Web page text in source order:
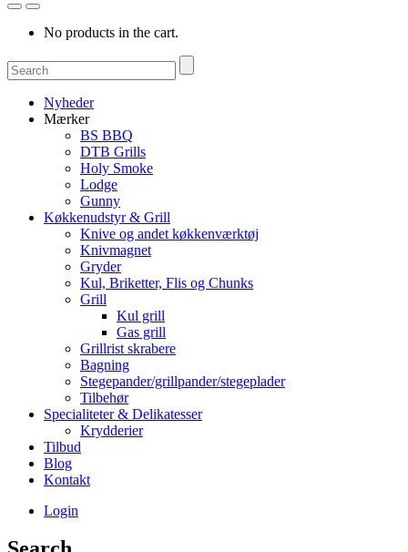
No products in the cart.
Nyheder
Mærker
BS BBQ
DTB Grills
Holy Smoke
Lodge
Gunny
Køkkenudstyr & Grill
Knive og andet køkkenværktøj
Knivmagnet
Gryder
Kul, Briketter, Flis og Chunks
Grill
Kul grill
Gas grill
Grillrist skrabere
Bagning
Stegepander/grillpander/stegeplader
Tilbehør
Specialiteter & Delikatesser
Krydderier
Tilbud
Blog
Kontakt
Login